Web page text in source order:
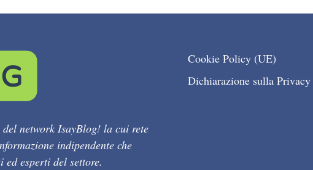
del network IsayBlog! la cui rete
indipendente che
esperti del settore.
Cookie Policy (UE)
Dichiarazione sulla